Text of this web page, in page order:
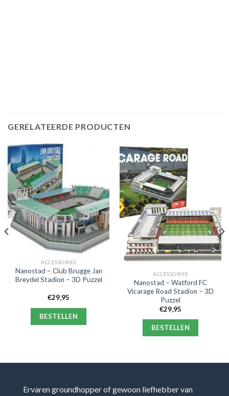
GERELATEERDE PRODUCTEN
ACCESSOIRES
Nanostad – Club Brugge Jan
Breydel Stadion – 3D Puzzel
€29,95
BESTELLEN
ACCESSOIRES
Nanostad – Watford FC
Vicarage Road Stadion – 3D
Puzzel
€29,95
BESTELLEN
Ervaren groundhopper of gewoon liefhebber van